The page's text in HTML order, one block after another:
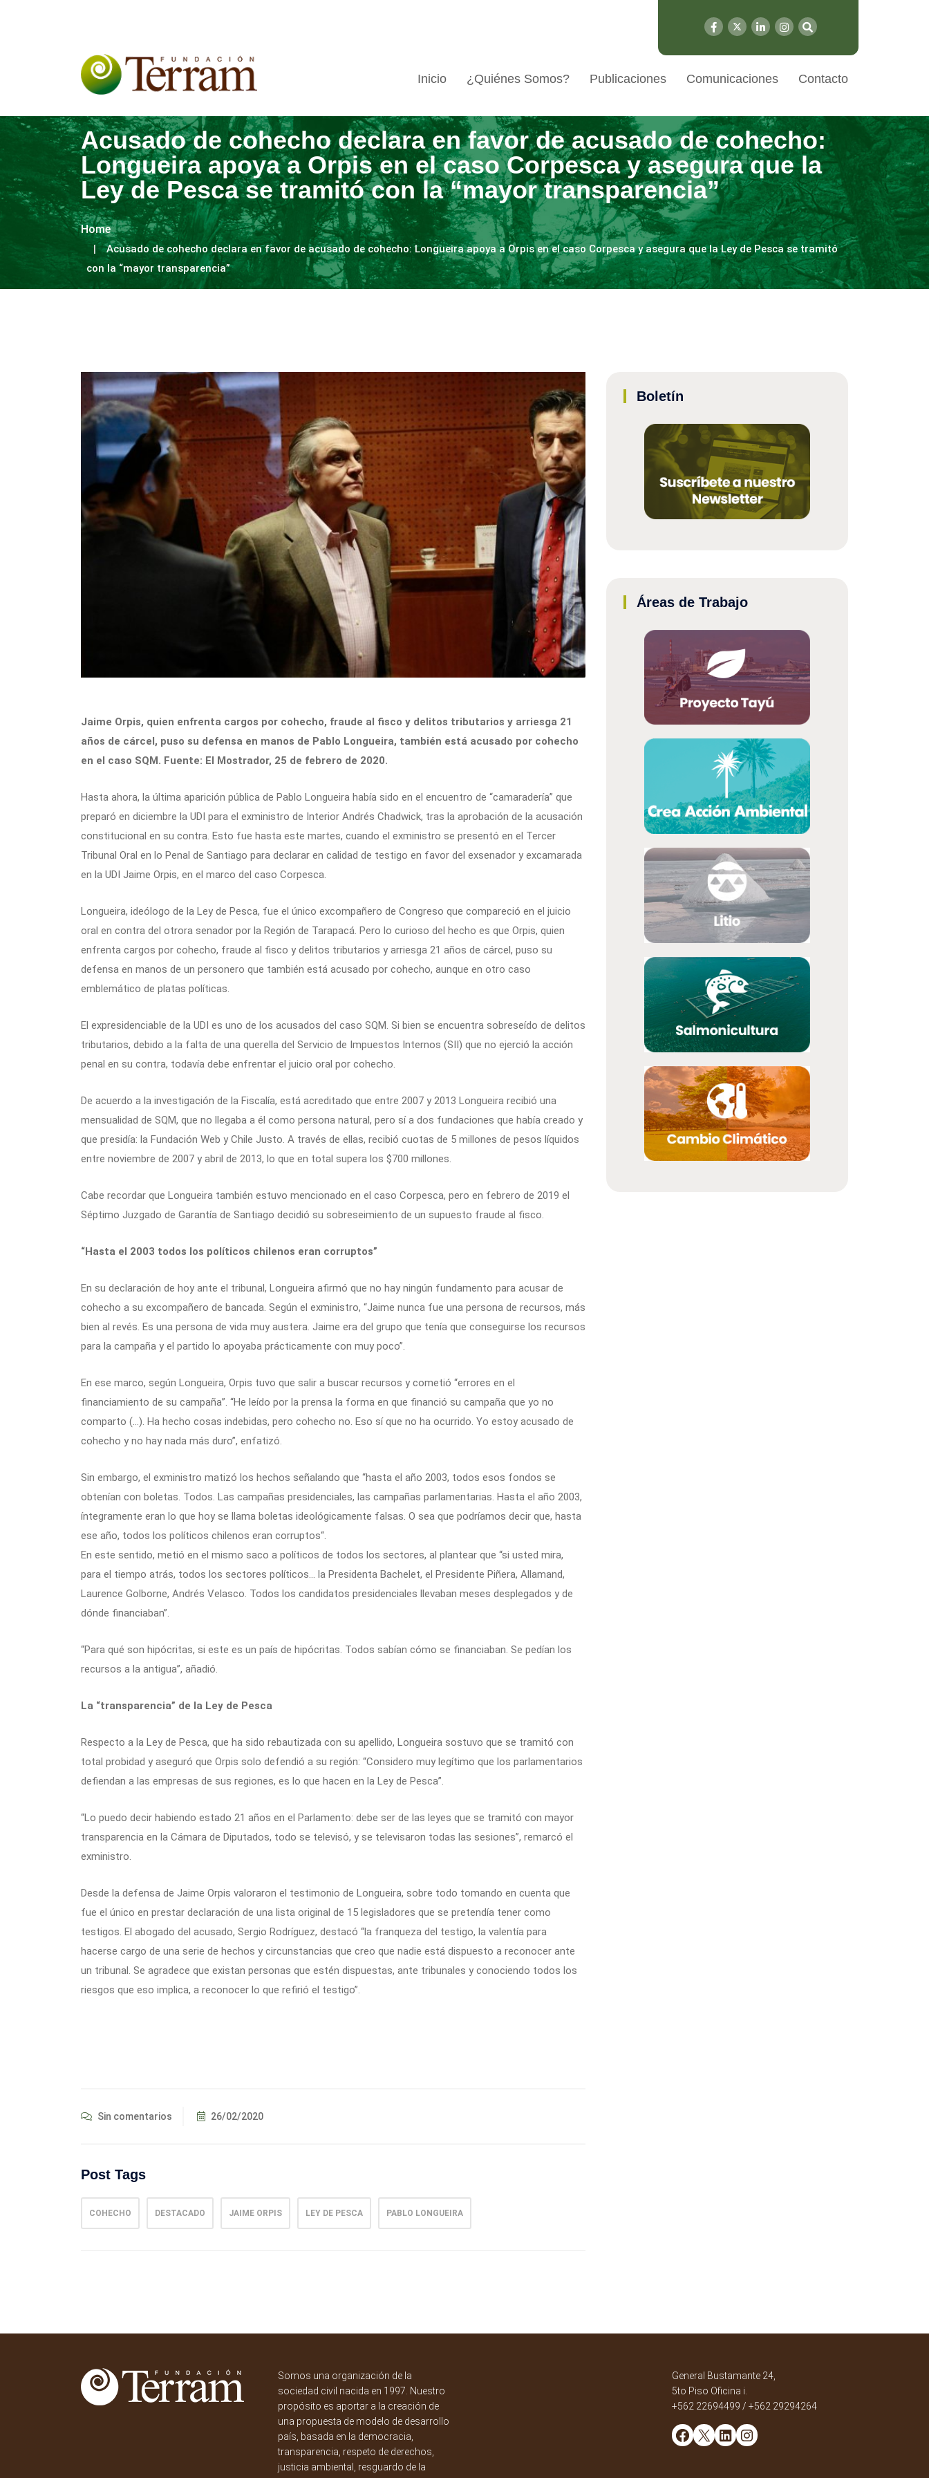
Inicio ¿Quiénes Somos? Publicaciones Comunicaciones Contacto
Acusado de cohecho declara en favor de acusado de cohecho:
Longueira apoya a Orpis en el caso Corpesca y asegura que la
Ley de Pesca se tramitó con la “mayor transparencia”
Home
Acusado de cohecho declara en favor de acusado de cohecho: Longueira apoya a Orpis en el caso Corpesca y asegura que la Ley de Pesca se tramitó
con la “mayor transparencia”
Jaime Orpis, quien enfrenta cargos por cohecho, fraude al fisco y delitos tributarios y arriesga 21
años de cárcel, puso su defensa en manos de Pablo Longueira, también está acusado por cohecho
en el caso SQM. Fuente: El Mostrador, 25 de febrero de 2020.
Hasta ahora, la última aparición pública de Pablo Longueira había sido en el encuentro de “camaradería” que
preparó en diciembre la UDI para el exministro de Interior Andrés Chadwick, tras la aprobación de la acusación
constitucional en su contra. Esto fue hasta este martes, cuando el exministro se presentó en el Tercer
Tribunal Oral en lo Penal de Santiago para declarar en calidad de testigo en favor del exsenador y excamarada
en la UDI Jaime Orpis, en el marco del caso Corpesca.
Longueira, ideólogo de la Ley de Pesca, fue el único excompañero de Congreso que compareció en el juicio
oral en contra del otrora senador por la Región de Tarapacá. Pero lo curioso del hecho es que Orpis, quien
enfrenta cargos por cohecho, fraude al fisco y delitos tributarios y arriesga 21 años de cárcel, puso su
defensa en manos de un personero que también está acusado por cohecho, aunque en otro caso
emblemático de platas políticas.
El expresidenciable de la UDI es uno de los acusados del caso SQM. Si bien se encuentra sobreseído de delitos
tributarios, debido a la falta de una querella del Servicio de Impuestos Internos (SII) que no ejerció la acción
penal en su contra, todavía debe enfrentar el juicio oral por cohecho.
De acuerdo a la investigación de la Fiscalía, está acreditado que entre 2007 y 2013 Longueira recibió una
mensualidad de SQM, que no llegaba a él como persona natural, pero sí a dos fundaciones que había creado y
que presidía: la Fundación Web y Chile Justo. A través de ellas, recibió cuotas de 5 millones de pesos líquidos
entre noviembre de 2007 y abril de 2013, lo que en total supera los $700 millones.
Cabe recordar que Longueira también estuvo mencionado en el caso Corpesca, pero en febrero de 2019 el
Séptimo Juzgado de Garantía de Santiago decidió su sobreseimiento de un supuesto fraude al fisco.
“Hasta el 2003 todos los políticos chilenos eran corruptos”
En su declaración de hoy ante el tribunal, Longueira afirmó que no hay ningún fundamento para acusar de
cohecho a su excompañero de bancada. Según el exministro, “Jaime nunca fue una persona de recursos, más
bien al revés. Es una persona de vida muy austera. Jaime era del grupo que tenía que conseguirse los recursos
para la campaña y el partido lo apoyaba prácticamente con muy poco”.
En ese marco, según Longueira, Orpis tuvo que salir a buscar recursos y cometió “errores en el
financiamiento de su campaña”. “He leído por la prensa la forma en que financió su campaña que yo no
comparto (…). Ha hecho cosas indebidas, pero cohecho no. Eso sí que no ha ocurrido. Yo estoy acusado de
cohecho y no hay nada más duro”, enfatizó.
Sin embargo, el exministro matizó los hechos señalando que “hasta el año 2003, todos esos fondos se
obtenían con boletas. Todos. Las campañas presidenciales, las campañas parlamentarias. Hasta el año 2003,
íntegramente eran lo que hoy se llama boletas ideológicamente falsas. O sea que podríamos decir que, hasta
ese año, todos los políticos chilenos eran corruptos“.
En este sentido, metió en el mismo saco a políticos de todos los sectores, al plantear que “si usted mira,
para el tiempo atrás, todos los sectores políticos… la Presidenta Bachelet, el Presidente Piñera, Allamand,
Laurence Golborne, Andrés Velasco. Todos los candidatos presidenciales llevaban meses desplegados y de
dónde financiaban”.
“Para qué son hipócritas, si este es un país de hipócritas. Todos sabían cómo se financiaban. Se pedían los
recursos a la antigua”, añadió.
La “transparencia” de la Ley de Pesca
Respecto a la Ley de Pesca, que ha sido rebautizada con su apellido, Longueira sostuvo que se tramitó con
total probidad y aseguró que Orpis solo defendió a su región: “Considero muy legítimo que los parlamentarios
defiendan a las empresas de sus regiones, es lo que hacen en la Ley de Pesca”.
“Lo puedo decir habiendo estado 21 años en el Parlamento: debe ser de las leyes que se tramitó con mayor
transparencia en la Cámara de Diputados, todo se televisó, y se televisaron todas las sesiones”, remarcó el
exministro.
Desde la defensa de Jaime Orpis valoraron el testimonio de Longueira, sobre todo tomando en cuenta que
fue el único en prestar declaración de una lista original de 15 legisladores que se pretendía tener como
testigos. El abogado del acusado, Sergio Rodríguez, destacó “la franqueza del testigo, la valentía para
hacerse cargo de una serie de hechos y circunstancias que creo que nadie está dispuesto a reconocer ante
un tribunal. Se agradece que existan personas que estén dispuestas, ante tribunales y conociendo todos los
riesgos que eso implica, a reconocer lo que refirió el testigo”.
Sin comentarios 26/02/2020
Post Tags
COHECHO DESTACADO JAIME ORPIS LEY DE PESCA PABLO LONGUEIRA
Boletín
Áreas de Trabajo
Somos una organización de la
sociedad civil nacida en 1997. Nuestro
propósito es aportar a la creación de
una propuesta de modelo de desarrollo
país, basada en la democracia,
transparencia, respeto de derechos,
justicia ambiental, resguardo de la
General Bustamante 24,
5to Piso Oficina i.
+562 22694499 / +562 29294264